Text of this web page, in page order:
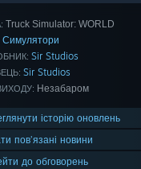
Truck Simulator: WORLD
Симулятори
Sir Studios
Sir Studios
Незабаром
історію оновлень
пов’язані новини
до обговорень